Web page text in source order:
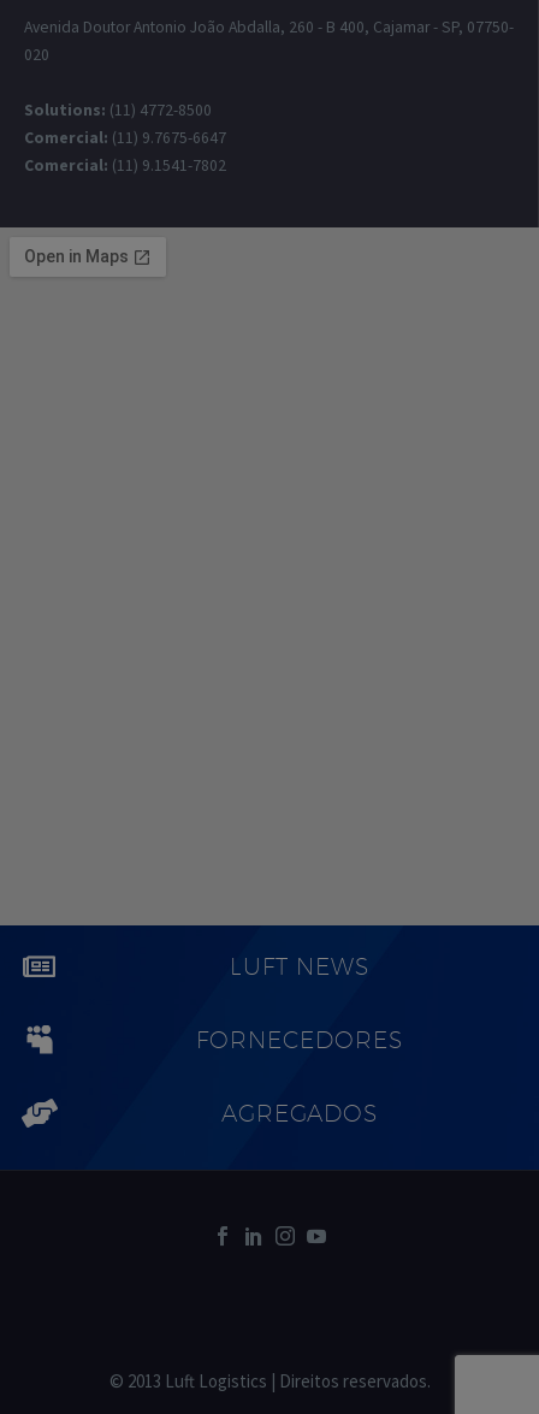
Avenida Doutor Antonio João Abdalla, 260 - B 400, Cajamar - SP, 07750-
020
Solutions: (11) 4772-8500
Comercial: (11) 9.7675-6647
Comercial: (11) 9.1541-7802
LUFT NEWS
FORNECEDORES
AGREGADOS
© 2013 Luft Logistics | Direitos reservados.